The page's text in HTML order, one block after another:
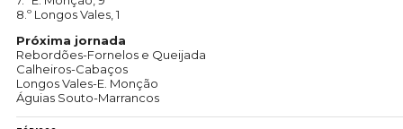
8.º Longos Vales, 1
Próxima jornada
Rebordões-Fornelos e Queijada
Calheiros-Cabaços
Longos Vales-E. Monção
Águias Souto-Marrancos